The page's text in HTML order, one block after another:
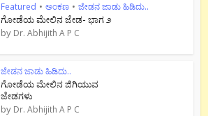
Featured • ಅಂಕಣ • ಜೇಡನ ಜಾಡು ಹಿಡಿದು..
ಗೋಡೆಯ ಮೇಲಿನ ಜೇಡ- ಭಾಗ ೨
by Dr. Abhijith A P C
ಜೇಡನ ಜಾಡು ಹಿಡಿದು..
ಗೋಡೆಯ ಮೇಲಿನ ಜಿಗಿಯುವ
ಜೇಡಗಳು
by Dr. Abhijith A P C